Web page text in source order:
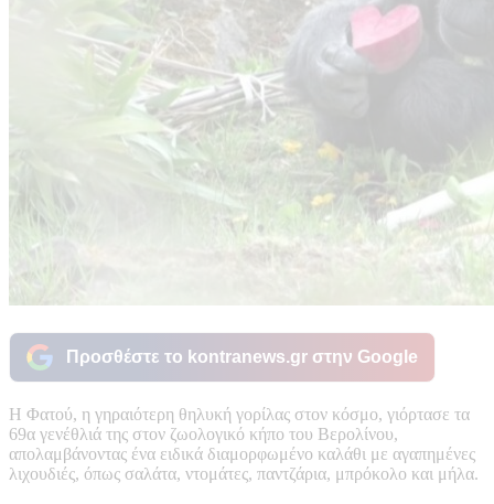
Προσθέστε το kontranews.gr στην Google
Η Φατού, η γηραιότερη θηλυκή γορίλας στον κόσμο, γιόρτασε τα
69α γενέθλιά της στον ζωολογικό κήπο του Βερολίνου,
απολαμβάνοντας ένα ειδικά διαμορφωμένο καλάθι με αγαπημένες
λιχουδιές, όπως σαλάτα, ντομάτες, παντζάρια, μπρόκολο και μήλα.